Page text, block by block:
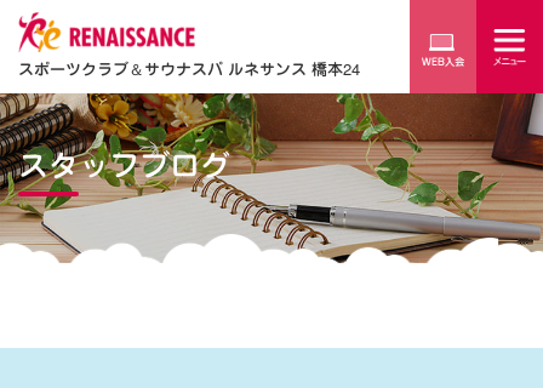
スポーツクラブ＆サウナスパ ルネサンス 橋本24
スタッフブログ